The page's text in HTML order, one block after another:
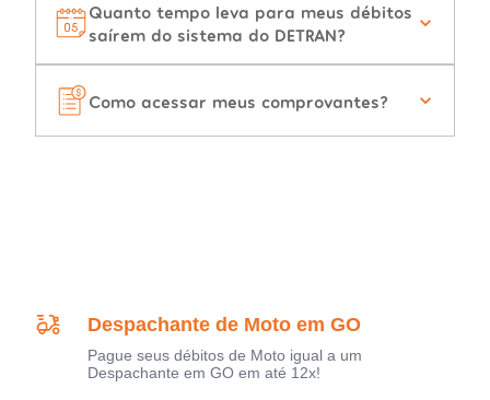
Quanto tempo leva para meus débitos
saírem do sistema do DETRAN?
Como acessar meus comprovantes?
Despachante de Moto em GO
Pague seus débitos de Moto igual a um
Despachante em GO em até 12x!